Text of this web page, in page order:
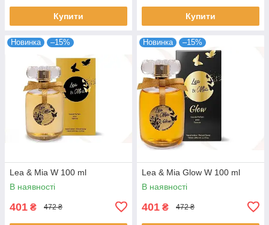
Купити Купити
Новинка –15%
Lea & Mia W 100 ml
В наявності
401 ₴ 472 ₴
Новинка –15%
Lea & Mia Glow W 100 ml
В наявності
401 ₴ 472 ₴